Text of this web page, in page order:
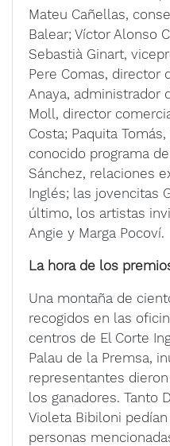
Mateu Cañellas,
Balear; Víctor Alonso
Sebastià Ginart,
Pere Comas, director
Anaya, administrador
Moll, director
Costa; Paquita
conocido programa
Sánchez, relaciones
Inglés; las jovencitas
último, los artistas
Angie y Marga Pocoví.
La hora de los
Una montaña de
recogidos en las
centros de El Corte
Palau de la Premsa,
representantes
los ganadores. Tanto
Violeta Bibiloni
personas